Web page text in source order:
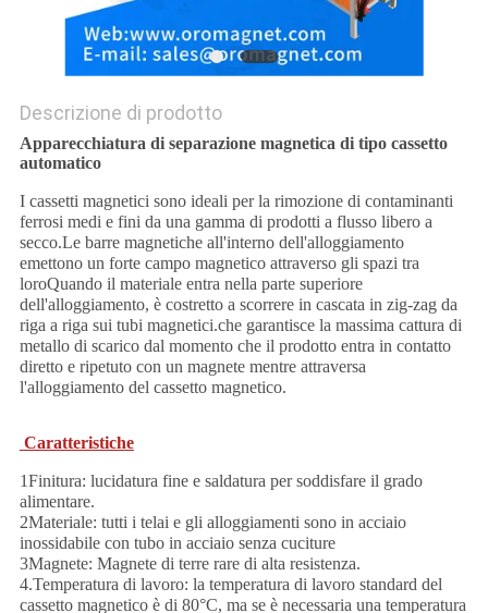
Descrizione di prodotto
Apparecchiatura di separazione magnetica di tipo cassetto
automatico
I cassetti magnetici sono ideali per la rimozione di contaminanti
ferrosi medi e fini da una gamma di prodotti a flusso libero a
secco.Le barre magnetiche all'interno dell'alloggiamento
emettono un forte campo magnetico attraverso gli spazi tra
loroQuando il materiale entra nella parte superiore
dell'alloggiamento, è costretto a scorrere in cascata in zig-zag da
riga a riga sui tubi magnetici.che garantisce la massima cattura di
metallo di scarico dal momento che il prodotto entra in contatto
diretto e ripetuto con un magnete mentre attraversa
l'alloggiamento del cassetto magnetico.
Caratteristiche
1Finitura: lucidatura fine e saldatura per soddisfare il grado
alimentare.
2Materiale: tutti i telai e gli alloggiamenti sono in acciaio
inossidabile con tubo in acciaio senza cuciture
3Magnete: Magnete di terre rare di alta resistenza.
4.Temperatura di lavoro: la temperatura di lavoro standard del
cassetto magnetico è di 80°C, ma se è necessaria una temperatura